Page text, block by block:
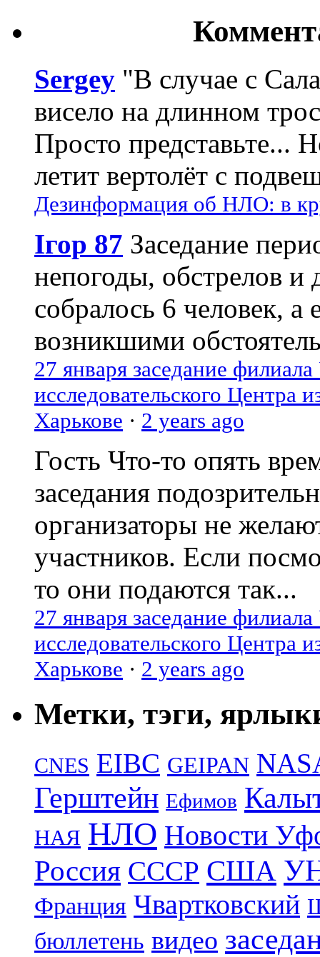
Sergey "В случае с
висело на длинном
Просто представьте...
летит вертолёт с
Дезинформация об НЛО: в
Ігор 87 Заседание
непогоды, обстрелов и
собралось 6 человек, а
возникшими
27 января заседание
исследовательского Центра
Харькове · 2 years ago
Гость Что-то опять
заседания
организаторы не
участников. Если
то они подаются так...
27 января заседание
исследовательского Центра
Харькове · 2 years ago
Метки, тэги,
CNES EIBC GEIPAN
Герштейн Ефимов
НАЯ НЛО Новости
Россия СССР США
Франция Чвартковский
бюллетень видео